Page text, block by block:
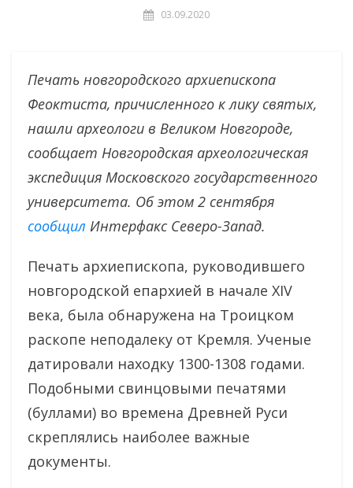
03.09.2020
Печать новгородского архиепископа
Феоктиста, причисленного к лику святых,
нашли археологи в Великом Новгороде,
сообщает Новгородская археологическая
экспедиция Московского государственного
университета. Об этом 2 сентября
сообщил Интерфакс Северо-Запад.
Печать архиепископа, руководившего
новгородской епархией в начале XIV
века, была обнаружена на Троицком
раскопе неподалеку от Кремля. Ученые
датировали находку 1300-1308 годами.
Подобными свинцовыми печатями
(буллами) во времена Древней Руси
скреплялись наиболее важные
документы.